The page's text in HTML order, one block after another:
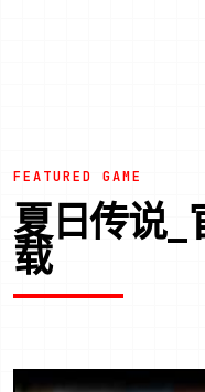
FEATURED GAME
夏日传说_
载